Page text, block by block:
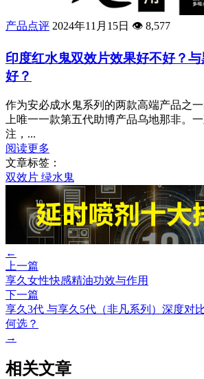
产品点评 2024年11月15日 👁️ 8,577
印度红水鬼双效片效果好不好？
好？
作为安必成水鬼系列的两款高端产品之
上唯一一款第五代助博产品乌地那非。
注，...
阅读更多
文章标签：
双效片 绿水鬼
←
上一篇
享久女性快感精油功效与作用
下一篇
享久3代 与享久5代（非凡系列）深度对
何选？
→
相关文章